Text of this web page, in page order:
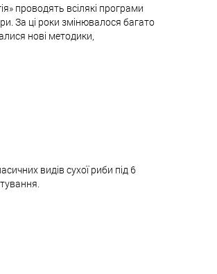
проводять всілякі програми
За ці роки змінювалося багато
нові методики,
видів сухої риби під 6